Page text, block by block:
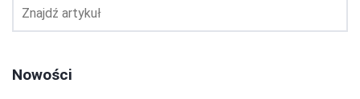
Nowości